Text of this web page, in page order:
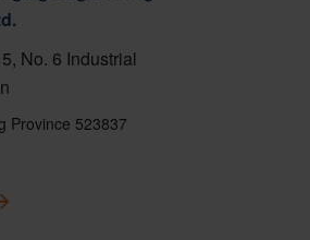
No. 6 Industrial
Province 523837